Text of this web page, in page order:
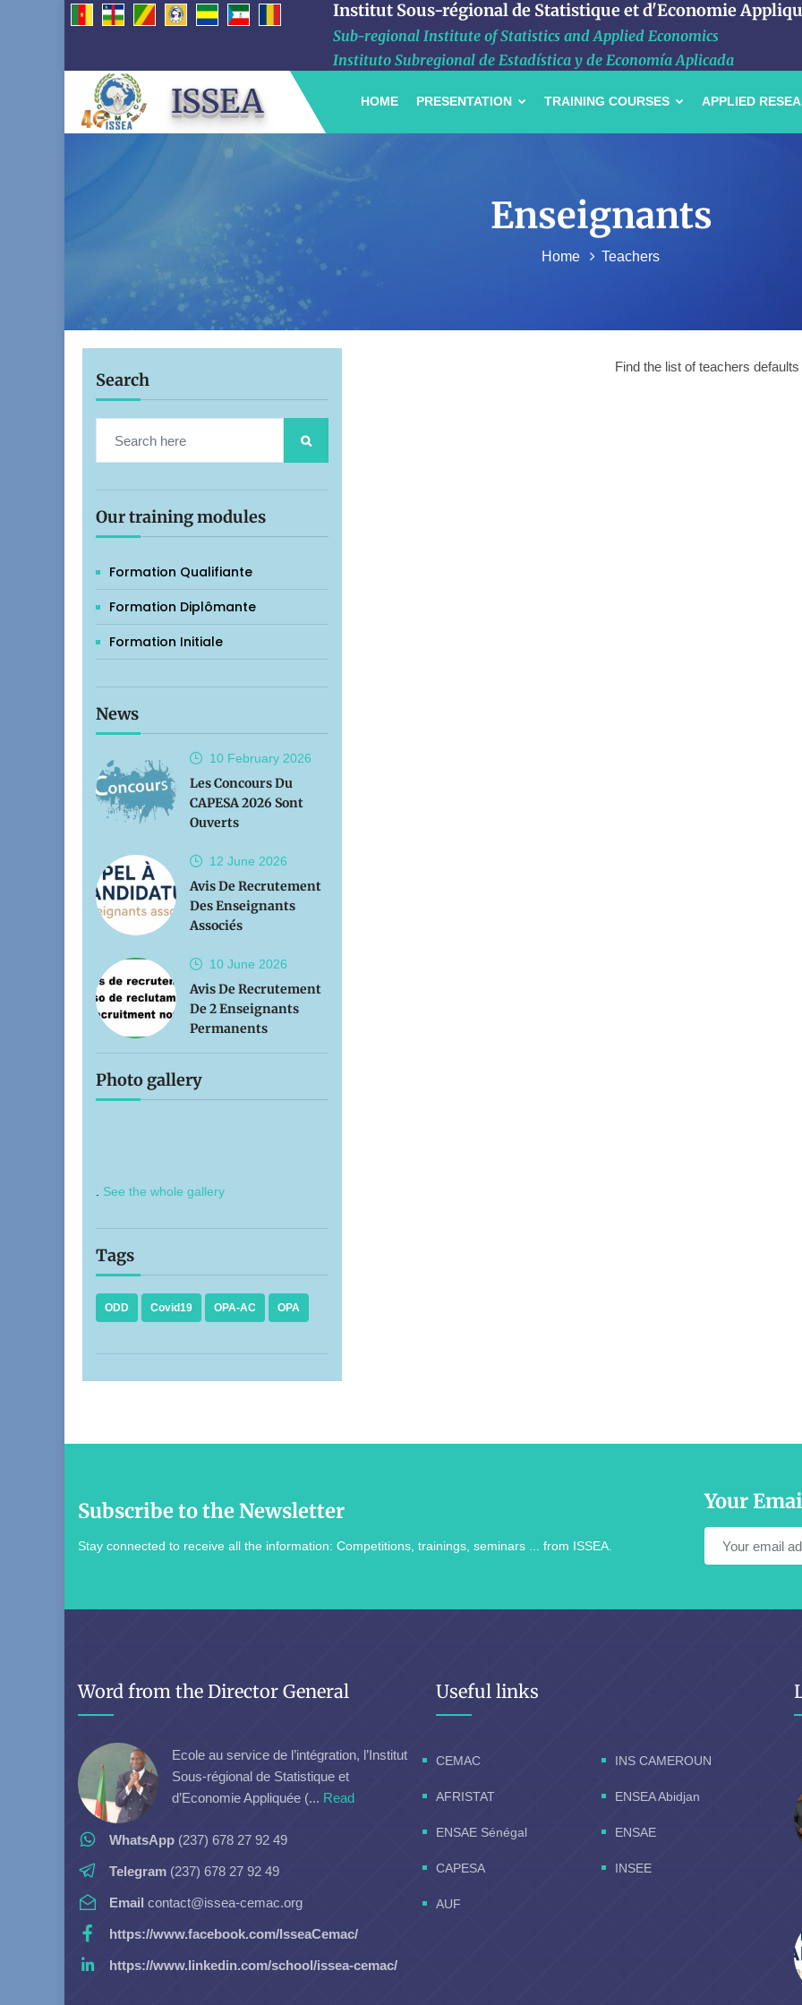
Institut Sous-régional de Statistique et d'Economie
Sub-regional Institute of Statistics and Applied Economics
Instituto Subregional de Estadística y de Economía Aplicada
ISSEA HOME PRESENTATION TRAINING COURSES APPLIED
Enseignants
Home Teachers
Search
Our training modules
Formation Qualifiante
Formation Diplômante
Formation Initiale
News
10 February 2026
Les Concours Du
CAPESA 2026 Sont
Ouverts
12 June 2026
Avis De Recrutement
Des Enseignants
Associés
10 June 2026
Avis De Recrutement
De 2 Enseignants
Permanents
Photo gallery
See the whole gallery
Tags
ODD Covid19 OPA-AC OPA
Find the list of teachers
Subscribe to the Newsletter
Stay connected to receive all the information: Competitions, trainings, seminars ... from ISSEA.
Your
Word from the Director General
Ecole au service de l’intégration, l’Institut
Sous-régional de Statistique et
d’Economie Appliquée (... Read
WhatsApp (237) 678 27 92 49
Telegram (237) 678 27 92 49
Email contact@issea-cemac.org
https://www.facebook.com/IsseaCemac/
https://www.linkedin.com/school/issea-cemac/
Useful links
CEMAC INS CAMEROUN
AFRISTAT ENSEA Abidjan
ENSAE Sénégal ENSAE
CAPESA INSEE
AUF